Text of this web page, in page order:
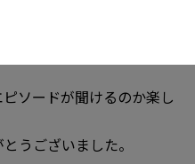
ソードが聞けるのか楽し
うございました。